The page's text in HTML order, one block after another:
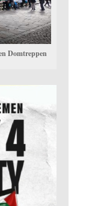
Domtreppen